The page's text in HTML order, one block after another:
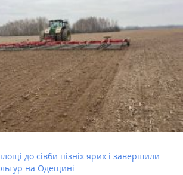
до сівби пізніх ярих і завершили
на Одещині